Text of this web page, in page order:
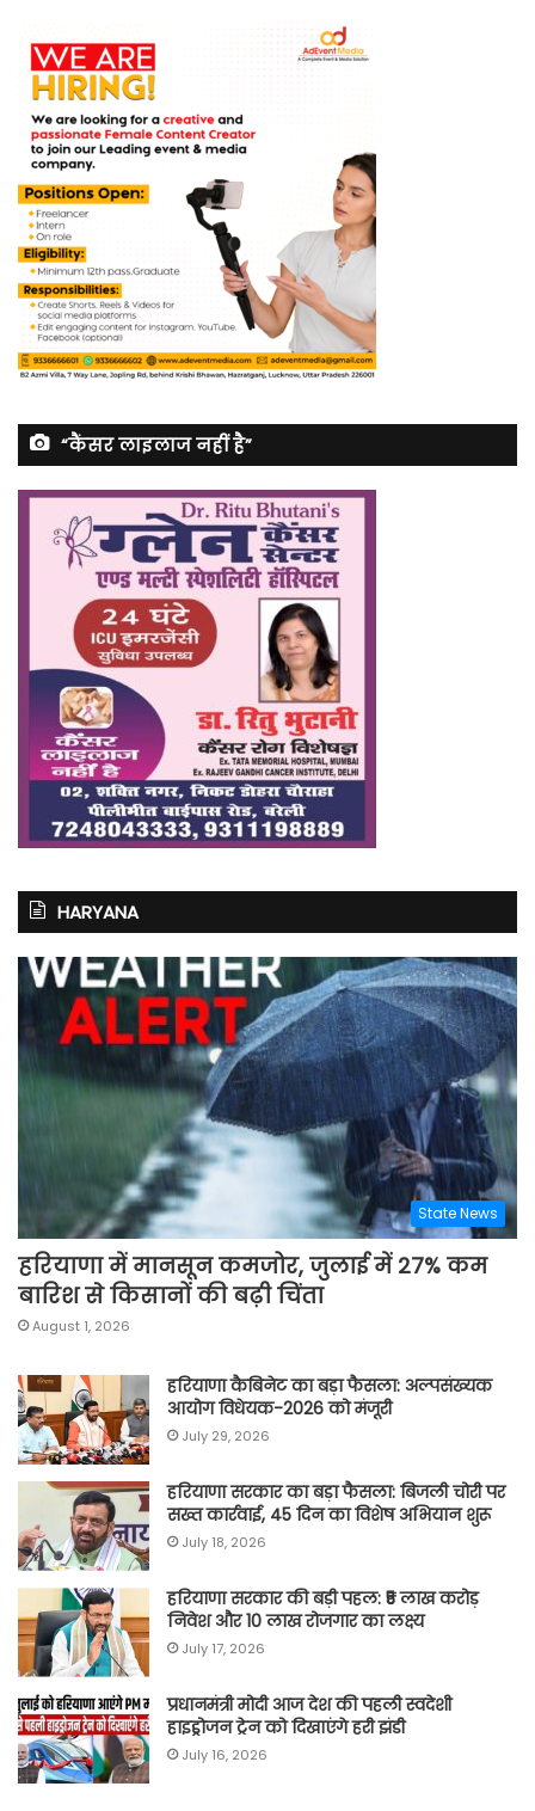
“कैंसर लाइलाज नहीं है”
HARYANA
State News
हरियाणा में मानसून कमजोर, जुलाई में 27% कम
बारिश से किसानों की बढ़ी चिंता
August 1, 2026
हरियाणा कैबिनेट का बड़ा फैसला: अल्पसंख्यक
आयोग विधेयक-2026 को मंजूरी
July 29, 2026
हरियाणा सरकार का बड़ा फैसला: बिजली चोरी पर
सख्त कार्रवाई, 45 दिन का विशेष अभियान शुरू
July 18, 2026
हरियाणा सरकार की बड़ी पहल: ₹5 लाख करोड़
निवेश और 10 लाख रोजगार का लक्ष्य
July 17, 2026
प्रधानमंत्री मोदी आज देश की पहली स्वदेशी
हाइड्रोजन ट्रेन को दिखाएंगे हरी झंडी
July 16, 2026